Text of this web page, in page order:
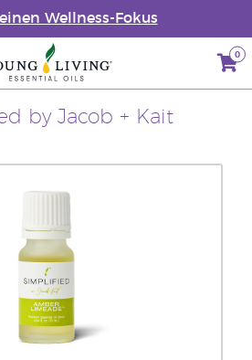
Wellness-Fokus
0
by Jacob + Kait